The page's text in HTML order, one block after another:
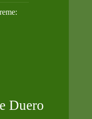
Duero